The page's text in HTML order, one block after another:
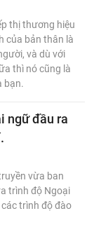
thị thương hiệu
của bản thân là
và dù với
thì nó cũng là
bạn.
ngữ đầu ra
vừa ban
trình độ Ngoại
các trình độ đào